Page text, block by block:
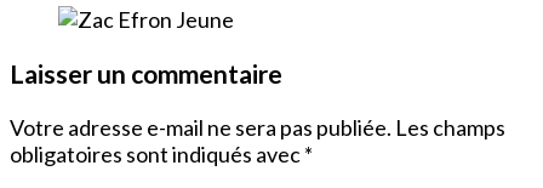
Laisser un commentaire
Votre adresse e-mail ne sera pas publiée. Les champs
obligatoires sont indiqués avec*